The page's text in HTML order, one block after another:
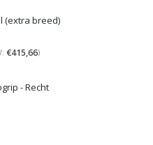
(extra breed)
€415,66)
- Recht